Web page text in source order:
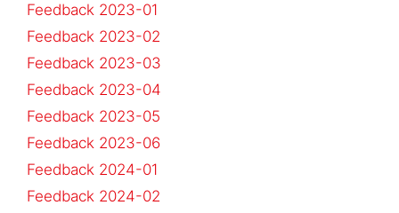
Feedback 2023-01
Feedback 2023-02
Feedback 2023-03
Feedback 2023-04
Feedback 2023-05
Feedback 2023-06
Feedback 2024-01
Feedback 2024-02